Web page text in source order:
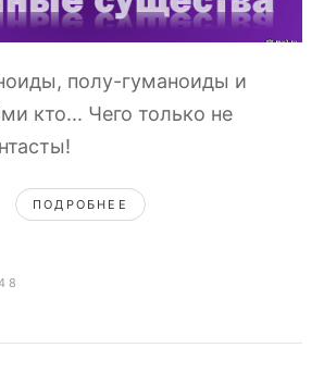
полу-гуманоиды и
кто... Чего только не
ПОДРОБНЕЕ